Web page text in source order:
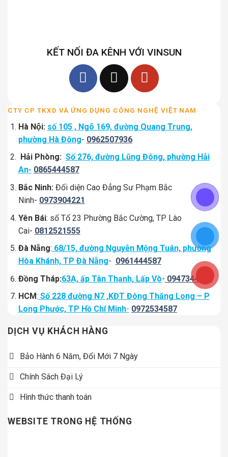
KẾT NỐI ĐA KÊNH VỚI VINSUN
CTY CP TKXD VÀ ỨNG DỤNG CÔNG NGHỆ VIỆT NAM
Hà Nội: số 105 , Ngõ 169, đường Quang Trung,
phường Hà Đông- 0962507936
Hải Phòng: Số 276, đường Lũng Đông, phường Hải
An- 0865444587
Bắc Ninh: Đối diện Cao Đẳng Sư Phạm Bắc
Ninh- 0973904221
Yên Bái: số Tổ 23 Phường Bắc Cường, TP Lào
Cai- 0812521555
Đà Nẵng: 68/15, đường Nguyễn Mộng Tuân, phường
Hòa Khánh, TP Đà Nẵng- 0961444587
Đồng Tháp:63A, ấp Tân Thạnh, Lấp Vò- 0947344334
HCM: Số 228 đường N7 ,KĐT Đông Thăng Long – P
Long Phước, TP Hồ Chí Minh- 0972534587
DỊCH VỤ KHÁCH HÀNG
Bảo Hành 6 Năm, Đổi Mới 7 Ngày
Chính Sách Đại Lý
Hình thức thanh toán
WEBSITE TRONG HỆ THỐNG